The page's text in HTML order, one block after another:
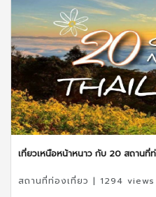
เที่ยวเหนือหน้าหนาว กับ 20 สถานที่
สถานที่ท่องเที่ยว | 1294